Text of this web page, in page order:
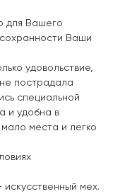
для Вашего
Ваши
удовольствие,
пострадала
специальной
и удобна в
места и легко
искусственный мех.